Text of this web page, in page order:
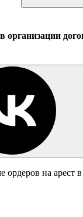
организации
на